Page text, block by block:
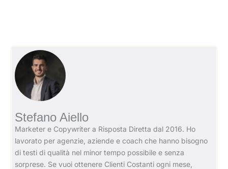
Stefano Aiello
Marketer e Copywriter a Risposta Diretta dal 2016. Ho
lavorato per agenzie, aziende e coach che hanno bisogno
di testi di qualità nel minor tempo possibile e senza
sorprese. Se vuoi ottenere Clienti Costanti ogni mese,